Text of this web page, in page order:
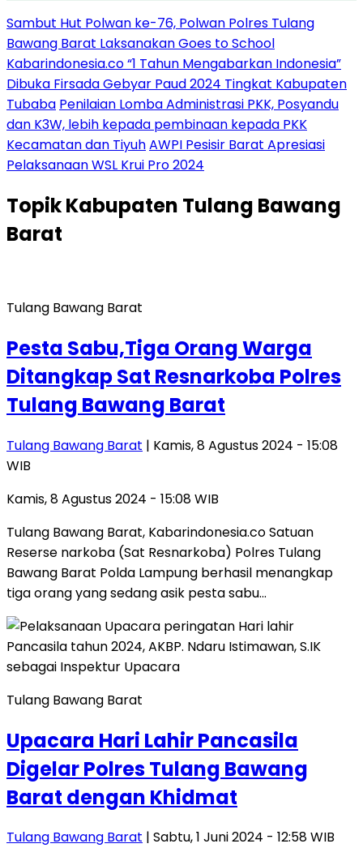
Sambut Hut Polwan ke-76, Polwan Polres Tulang
Bawang Barat Laksanakan Goes to School
Kabarindonesia.co “1 Tahun Mengabarkan Indonesia”
Dibuka Firsada Gebyar Paud 2024 Tingkat Kabupaten
Tubaba Penilaian Lomba Administrasi PKK, Posyandu
dan K3W, lebih kepada pembinaan kepada PKK
Kecamatan dan TiyuhAWPI Pesisir Barat Apresiasi
Pelaksanaan WSL Krui Pro 2024
TopikKabupaten Tulang Bawang
Barat
Tulang Bawang Barat
Pesta Sabu,Tiga Orang Warga
Ditangkap Sat Resnarkoba Polres
Tulang Bawang Barat
Tulang Bawang Barat | Kamis, 8 Agustus 2024 - 15:08
WIB
Kamis, 8 Agustus 2024 - 15:08 WIB
Tulang Bawang Barat, Kabarindonesia.co Satuan
Reserse narkoba (Sat Resnarkoba) Polres Tulang
Bawang Barat Polda Lampung berhasil menangkap
tiga orang yang sedang asik pesta sabu…
Tulang Bawang Barat
Upacara Hari Lahir Pancasila
Digelar Polres Tulang Bawang
Barat dengan Khidmat
Tulang Bawang Barat | Sabtu, 1 Juni 2024 - 12:58 WIB